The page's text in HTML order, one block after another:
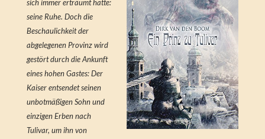
sich immer erträumt hatte:
seine Ruhe. Doch die
Beschaulichkeit der
abgelegenen Provinz wird
gestört durch die Ankunft
eines hohen Gastes: Der
Kaiser entsendet seinen
unbotmäßigen Sohn und
einzigen Erben nach
Tulivar, um ihn von